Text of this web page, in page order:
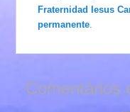
Fraternidad Iesus
permanente
Comentários